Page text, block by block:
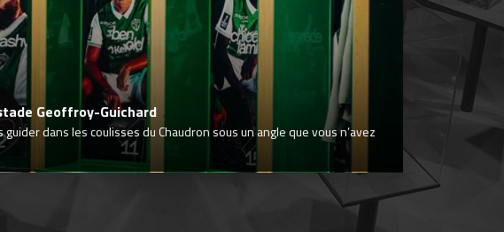
Geoffroy-Guichard
guider dans les coulisses du Chaudron sous un angle que vous n’avez